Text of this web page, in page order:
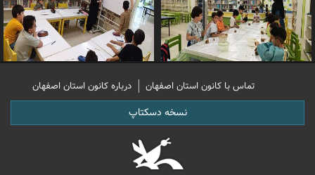
تماس با کانون استان اصفهان درباره کانون استان اصفهان
نسخه دسکتاپ